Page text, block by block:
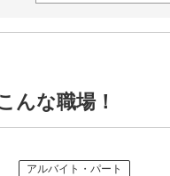
んな職場！
アルバイト・パート